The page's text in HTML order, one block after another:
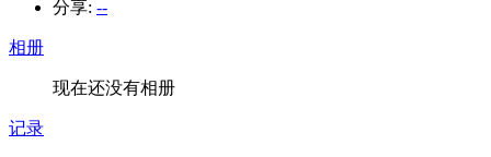
分享: --
相册
现在还没有相册
记录